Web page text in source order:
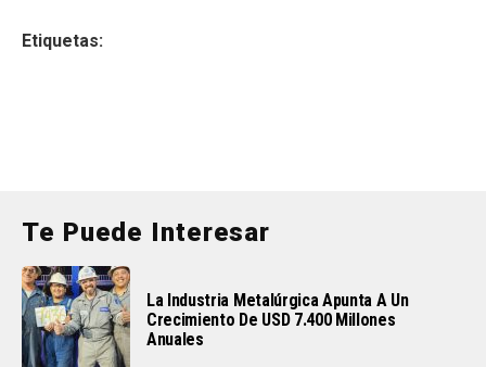
Etiquetas:
Te Puede Interesar
La Industria Metalúrgica Apunta A Un
Crecimiento De USD 7.400 Millones
Anuales